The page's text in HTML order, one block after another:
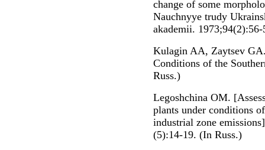
change of some
Nauchnyye trudy
akademii.
Kulagin AA, Zaytsev
Conditions of the
Russ.)
Legoshchina OM.
plants under conditions
industrial zone
(5):14-19. (In Russ.)